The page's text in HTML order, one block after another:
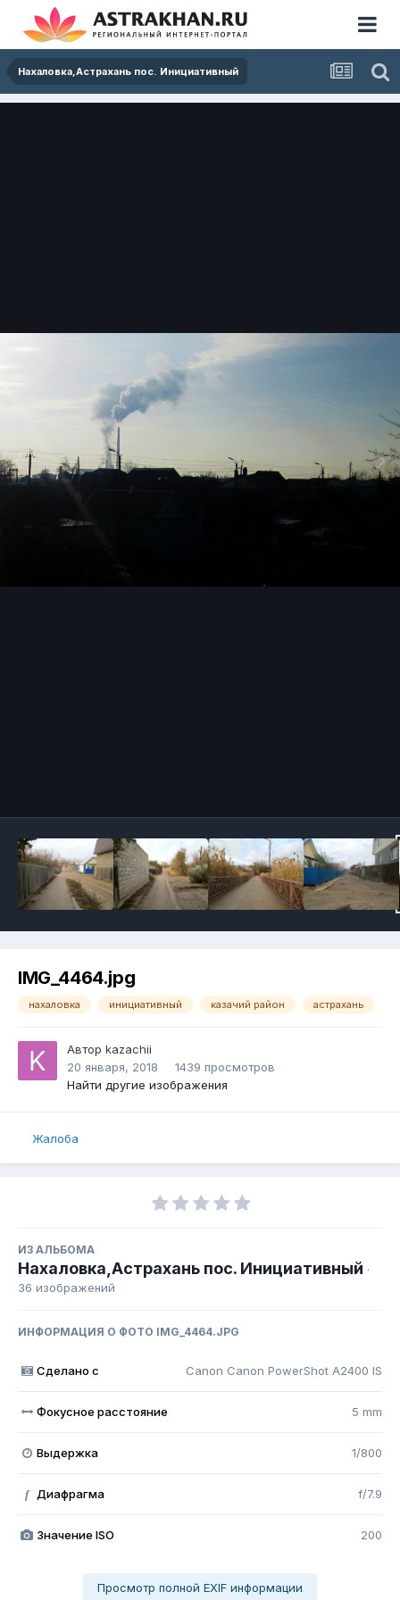
Нахаловка,Астрахань пос. Инициативный
IMG_4464.jpg
нахаловка инициативный казачий район астрахань
Автор kazachii
20 января, 2018
1439 просмотров
Найти другие изображения
Жалоба
ИЗ АЛЬБОМА
Нахаловка,Астрахань пос. Инициативный ·
36 изображений
ИНФОРМАЦИЯ О ФОТО IMG_4464.JPG
Сделано с Canon Canon PowerShot A2400 IS
Фокусное расстояние 5 mm
Выдержка 1/800
f Диафрагма f/7.9
Значение ISO 200
Просмотр полной EXIF информации